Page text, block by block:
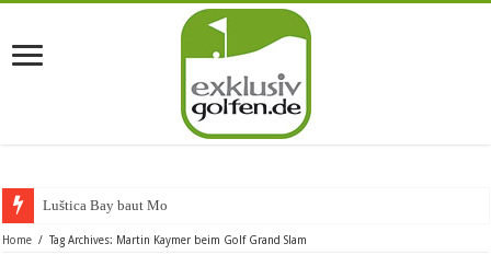
Luštica Bay baut Monte
Home / Tag Archives: Martin Kaymer beim Golf Grand Slam